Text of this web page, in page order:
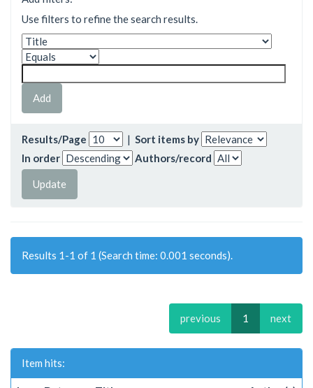
Use filters to refine the search results.
Results/Page | Sort items by
In order
Authors/record
Results 1-1 of 1 (Search time: 0.001 seconds).
previous 1 next
Item hits: